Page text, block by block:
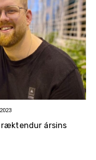
ræktendur ársins